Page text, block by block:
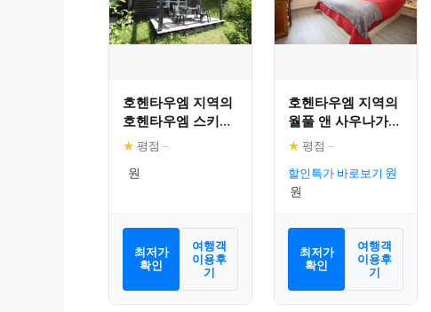
호헨타우엠 지역의
호헨타우엠 스키장
근처 아늑한 샬레
★ 평점 –
최저가
확인
여행객
이용후
기
호헨타우엠 지역의
월풀 앤 사우나가
있는 호화로운 샬레
★ 평점 –
할인특가 바로보기
최저가
확인
여행객
이용후
기